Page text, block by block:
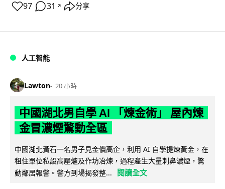
97 31 ↗ 分享
人工智能
Lawton 20 小時
中國湖北男自學 AI 「煉金術」 屋內煉
金冒濃煙驚動全區
中國湖北黃石一名男子見金價高企，利用 AI 自學提煉黃金，在
租住單位私設高壓爐及作坊冶煉，過程產生大量刺鼻濃煙，驚
動鄰居報警。警方到場揭發整...
閱讀全文